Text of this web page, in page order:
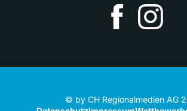
© by CH Regionalmedien AG